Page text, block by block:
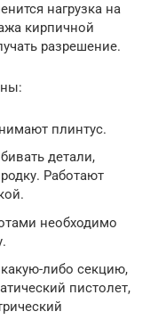
нагрузка на
кирпичной
разрешение.
плинтус.
детали,
Работают
необходимо
либо секцию,
пистолет,